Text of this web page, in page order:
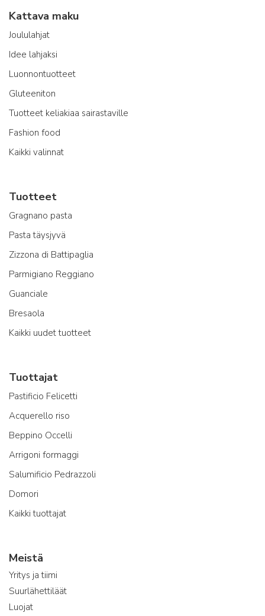
Kattava maku
Joululahjat
Idee lahjaksi
Luonnontuotteet
Gluteeniton
Tuotteet keliakiaa sairastaville
Fashion food
Kaikki valinnat
Tuotteet
Gragnano pasta
Pasta täysjyvä
Zizzona di Battipaglia
Parmigiano Reggiano
Guanciale
Bresaola
Kaikki uudet tuotteet
Tuottajat
Pastificio Felicetti
Acquerello riso
Beppino Occelli
Arrigoni formaggi
Salumificio Pedrazzoli
Domori
Kaikki tuottajat
Meistä
Yritys ja tiimi
Suurlähettiläät
Luojat